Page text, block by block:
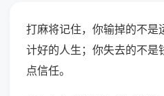
打麻将记住，你输掉的不是
计好的人生；你失去的不是
点信任。